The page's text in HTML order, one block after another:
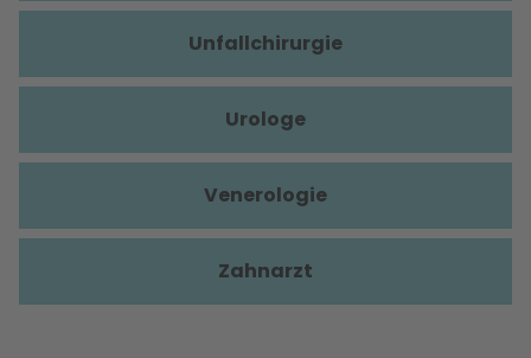
Unfallchirurgie
Urologe
Venerologie
Zahnarzt